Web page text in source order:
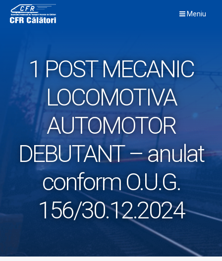
content
Meniu
1 POST MECANIC
LOCOMOTIVA
AUTOMOTOR
DEBUTANT – anulat
conform O.U.G.
156/30.12.2024